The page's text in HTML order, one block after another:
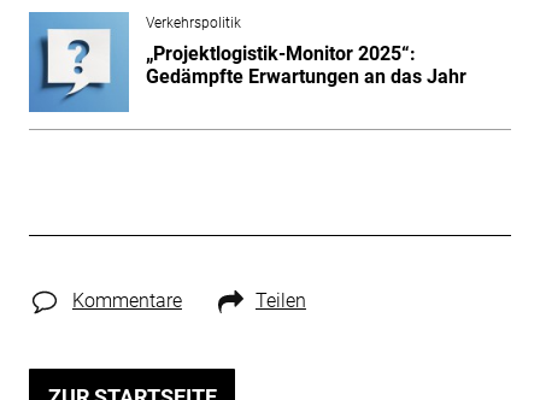
Verkehrspolitik
„Projektlogistik-Monitor 2025“:
Gedämpfte Erwartungen an das Jahr
Kommentare Teilen